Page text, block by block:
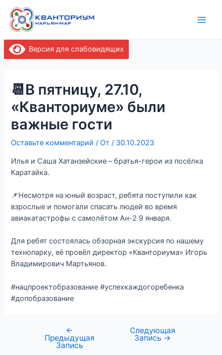
содержимому
Версия для слабовидящих
📆В пятницу, 27.10,
«Кванториуме» были
важные гости
Оставьте комментарий / От/ 30.10.2023
Илья и Саша Хатанзейские – братья-герои из посёлка
Каратайка.
📌Несмотря на юный возраст, ребята поступили как
взрослые и помогали спасать людей во время
авиакатастрофы с самолётом Ан-2 9 января.
Для ребят состоялась обзорная экскурсия по нашему
технопарку, её провёл директор «Кванториума» Игорь
Владимирович Мартьянов.
#нацпроектобразование #успехкаждогоребенка
#допобразование
по
записям
←
Предыдущая
Запись
Следующая
Запись →